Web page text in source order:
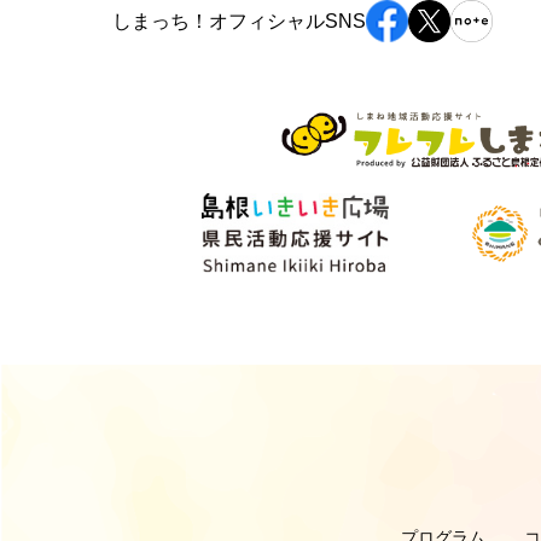
しまっち！オフィシャルSNS
プログラム